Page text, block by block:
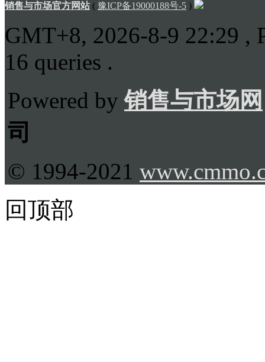
销售与市场官方网站( 豫ICP备19000188号-5 )
GMT+8, 2026-8-9 22:29 ,
16 queries .
Powered by销售与市场网
司
© 1994-2021
回顶部